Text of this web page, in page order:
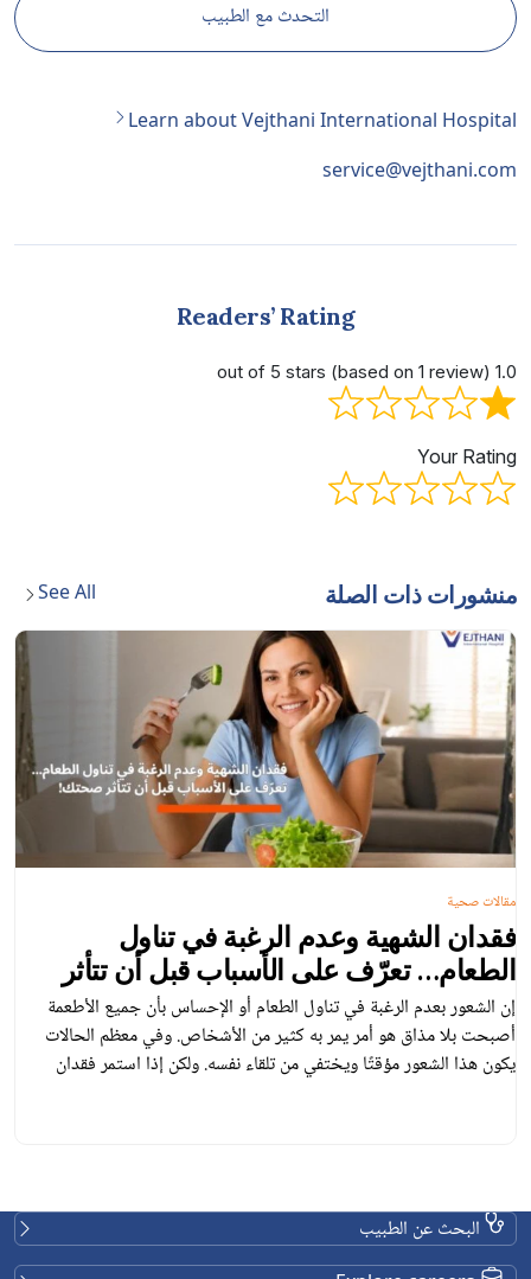
التحدث مع الطبيب
Learn about Vejthani International Hospital
service@vejthani.com
Readers’ Rating
1.0 out of 5 stars (based on 1 review)
Your Rating
منشورات ذات الصلة See All
فقدان الشهية وعدم الرغبة في تناول
الطعام… تعرّف على الأسباب قبل أن تتأثر
صحتك!
إن الشعور بعدم الرغبة في تناول الطعام أو الإحساس بأن جميع الأطعمة
أصبحت بلا مذاق هو أمر يمر به كثير من الأشخاص. وفي معظم الحالات
يكون هذا الشعور مؤقتًا ويختفي من تلقاء نفسه. ولكن إذا استمر فقدان
مقالات صحية
البحث عن الطبيب